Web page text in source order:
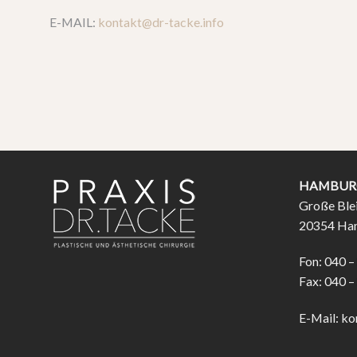
E-MAIL: kontakt@dr-tacke.info
Große
20354
Fon: 040
Fax: 040
E-Mail: